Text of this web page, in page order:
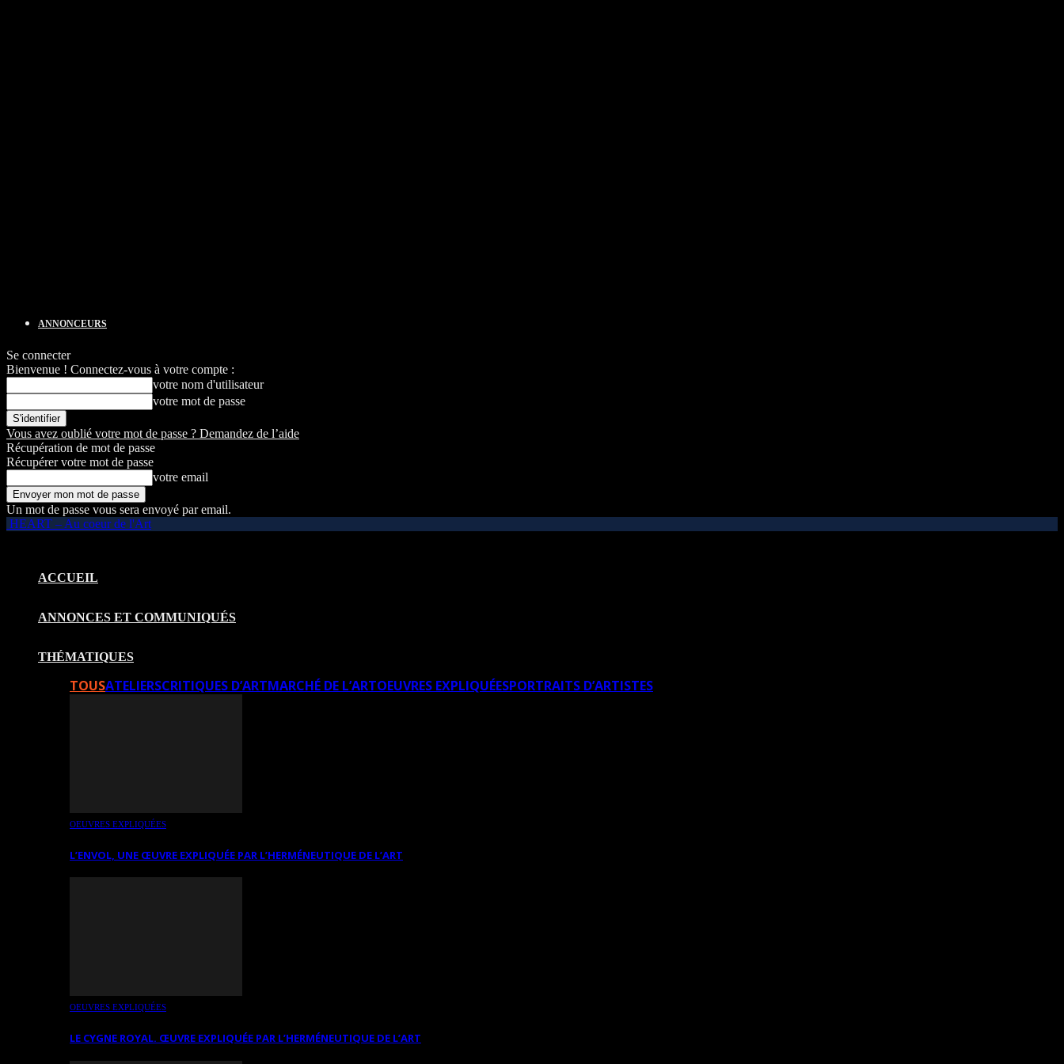
ANNONCEURS
Se connecter
Bienvenue ! Connectez-vous à votre compte :
votre nom d'utilisateur
votre mot de passe
Vous avez oublié votre mot de passe ? Demandez de l’aide
Récupération de mot de passe
Récupérer votre mot de passe
votre email
Un mot de passe vous sera envoyé par email.
HEART – Au coeur de l'Art
ACCUEIL
ANNONCES ET COMMUNIQUÉS
THÉMATIQUES
TOUSATELIERSCRITIQUES D’ARTMARCHÉ DE L’ARTOEUVRES EXPLIQUÉESPORTRAITS D’ARTISTES
OEUVRES EXPLIQUÉES
L’ENVOL, UNE ŒUVRE EXPLIQUÉE PAR L’HERMÉNEUTIQUE DE L’ART
OEUVRES EXPLIQUÉES
LE CYGNE ROYAL. ŒUVRE EXPLIQUÉE PAR L’HERMÉNEUTIQUE DE L’ART